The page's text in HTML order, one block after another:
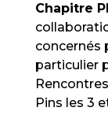
Chapitre
concernés
particulier
Pins les 3